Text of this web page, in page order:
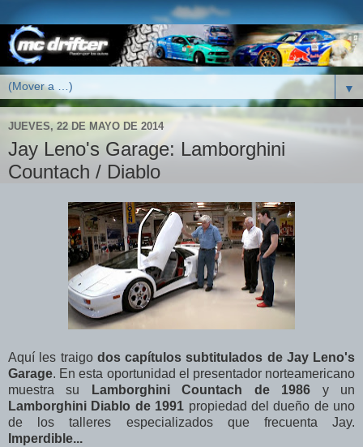
▼
JUEVES, 22 DE MAYO DE 2014
Jay Leno's Garage: Lamborghini
Countach / Diablo
Aquí les traigo dos capítulos subtitulados de Jay Leno's
Garage. En esta oportunidad el presentador norteamericano
muestra su
Lamborghini Countach de 1986 y un
Lamborghini Diablo de 1991 propiedad del dueño de uno
de los talleres especializados que frecuenta Jay.
Imperdible...